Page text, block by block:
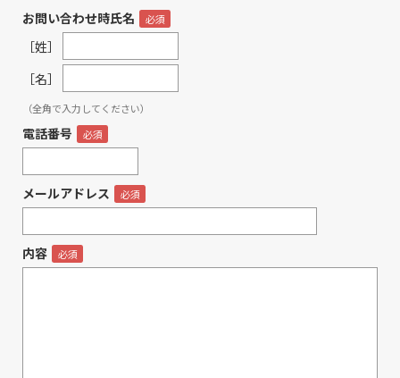
お問い合わせ時氏名
［姓］
［名］
（全角で入力してください）
電話番号
メールアドレス
内容